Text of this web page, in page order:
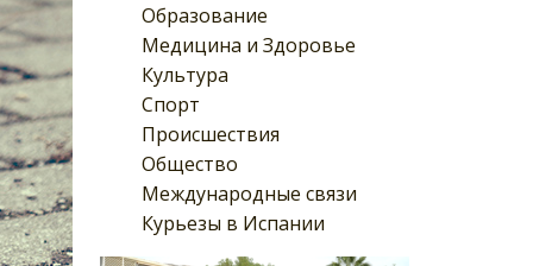
Образование
Медицина и Здоровье
Культура
Спорт
Происшествия
Общество
Международные связи
Курьезы в Испании